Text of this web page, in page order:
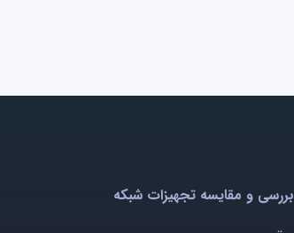
بررسی و مقایسه تجهیزات شبکه